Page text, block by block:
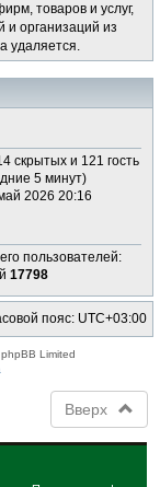
товаров и услуг,
и организаций из
удаляется.
скрытых и 121 гость
5 минут)
2026 20:16
пользователей:
17798
пояс: UTC+03:00
Limited
Вверх